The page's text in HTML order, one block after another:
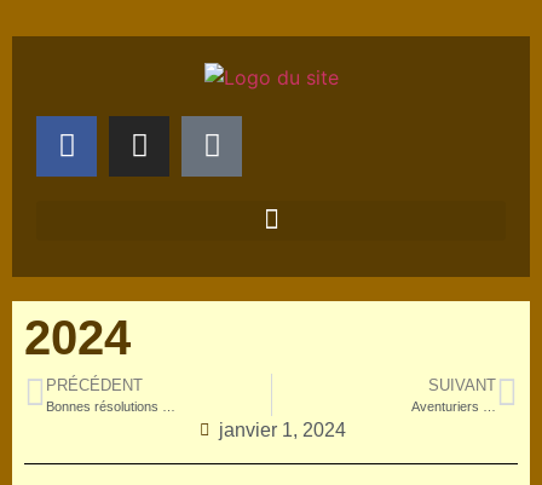
2024
PRÉCÉDENT
Bonnes résolutions …
SUIVANT
Aventuriers …
janvier 1, 2024